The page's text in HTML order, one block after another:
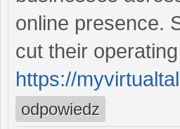
online presence.
cut their
https://
odpowiedz